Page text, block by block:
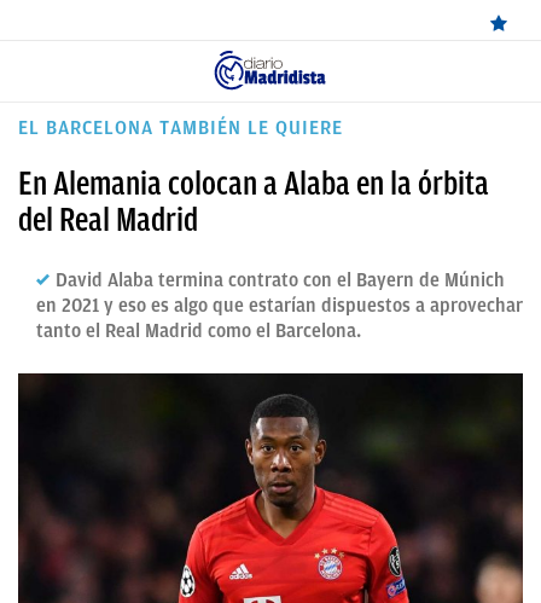
ÚLTIMAS
REAL
BALONCESTO
PAPARAZZI
OKDIARIO
EL BARCELONA TAMBIÉN LE QUIERE
En Alemania colocan a Alaba en la órbita
del Real Madrid
David Alaba termina contrato con el Bayern de Múnich
en 2021 y eso es algo que estarían dispuestos a aprovechar
tanto el Real Madrid como el Barcelona.